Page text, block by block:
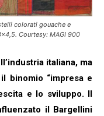
colorati gouache e
Courtesy: MAGI 900
italiana, ma
binomio “impresa e
e lo sviluppo. Il
il Bargellini